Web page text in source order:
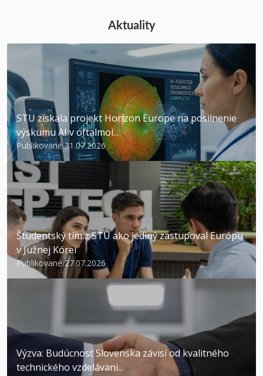
Aktuality
STU získala projekt Horizon Europe na posilnenie
výskumu AI v oftalmol...
Publikované 31.07.2026
Študentský tím z STU ako jediný zastupoval Európu
v Južnej Kórei
Publikované 27.07.2026
Výzva: Budúcnosť Slovenska závisí od kvalitného
technického vzdelávani...